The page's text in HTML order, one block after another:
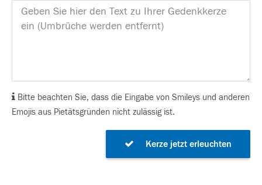
Bitte beachten Sie, dass die Eingabe von Smileys und anderen
Emojis aus Pietätsgründen nicht zulässig ist.
Kerze jetzt erleuchten